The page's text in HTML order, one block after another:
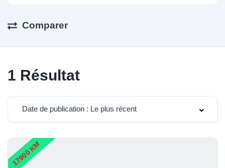
Comparer
1 Résultat
Date de publication : Le plus récent
17900 KM